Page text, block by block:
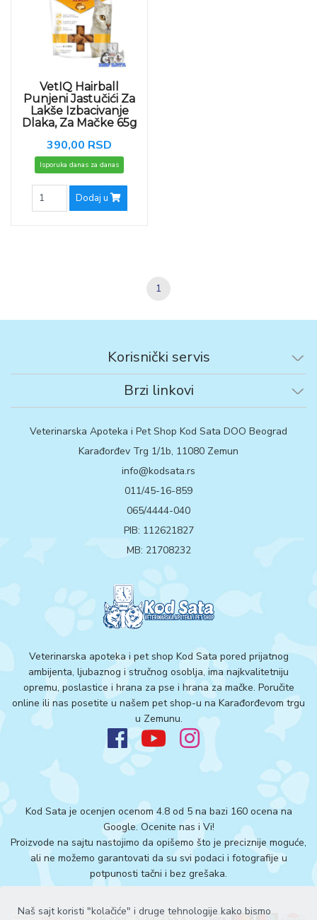
Naš sajt koristi "kolačiće" i druge tehnologije kako bismo
VetIQ Hairball
Punjeni Jastučići Za
Lakše Izbacivanje
Dlaka, Za Mačke 65g
390,00 RSD
Isporuka danas za danas
Dodaj u
1
Korisnički servis
Brzi linkovi
Veterinarska Apoteka i Pet Shop Kod Sata DOO Beograd
Karađorđev Trg 1/1b, 11080 Zemun
info@kodsata.rs
011/45-16-859
065/4444-040
PIB: 112621827
MB: 21708232
Veterinarska apoteka i pet shop Kod Sata pored prijatnog
ambijenta, ljubaznog i stručnog osoblja, ima najkvalitetniju
opremu, poslastice i hrana za pse i hrana za mačke. Poručite
online ili nas posetite u našem pet shop-u na Karađorđevom trgu
u Zemunu.
Kod Sata je ocenjen ocenom 4.8 od 5 na bazi 160 ocena na
Google.Ocenite nas i Vi!
Proizvode na sajtu nastojimo da opišemo što je preciznije moguće,
ali ne možemo garantovati da su svi podaci i fotografije u
potpunosti tačni i bez grešaka.